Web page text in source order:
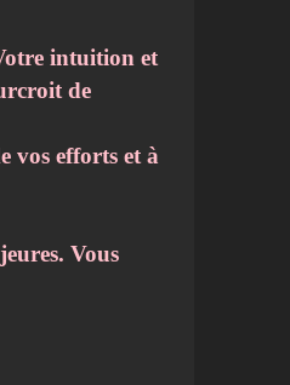
intuition et
de
vos efforts et à
Vous